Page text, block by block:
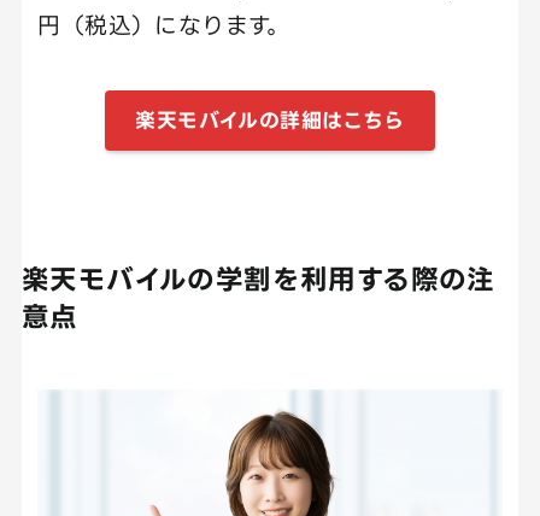
円（税込）になります。
楽天モバイルの詳細はこちら
楽天モバイルの学割を利用する際の注
意点